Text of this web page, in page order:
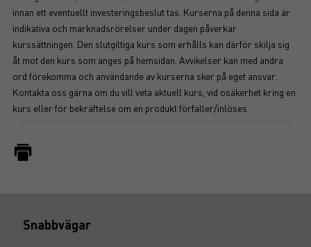
innan ett eventuellt investeringsbeslut tas. Kurserna på denna sida är
indikativa och marknadsrörelser under dagen påverkar
kurssättningen. Den slutgiltiga kurs som erhålls kan därför skilja sig
åt mot den kurs som anges på hemsidan. Avvikelser kan med andra
ord förekomma och användande av kurserna sker på eget ansvar.
Kontakta oss gärna om du vill veta aktuell kurs, vid osäkerhet kring en
kurs eller för bekräftelse om en produkt förfaller/inlöses.
Snabbvägar